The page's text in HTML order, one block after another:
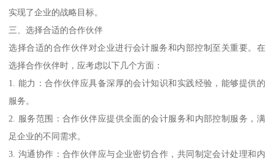
实现了企业的战略目标。
三、选择合适的合作伙伴
选择合适的合作伙伴对企业进行会计服务和内部控制至关重要。在
选择合作伙伴时，应考虑以下几个方面：
1. 能力：合作伙伴应具备深厚的会计知识和实践经验，能够提供的
服务。
2. 服务范围：合作伙伴应提供全面的会计服务和内部控制服务，满
足企业的不同需求。
3. 沟通协作：合作伙伴应与企业密切合作，共同制定会计处理和内